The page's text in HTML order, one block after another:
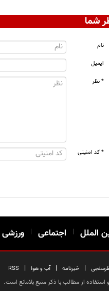
شما
نام
ایمیل
* نظر
* کد امنیتی
الملل | اجتماعی | ورزشی
| خبرنامه | آب و هوا |
RSS
از مطالب با ذکر منبع بلامانع است.